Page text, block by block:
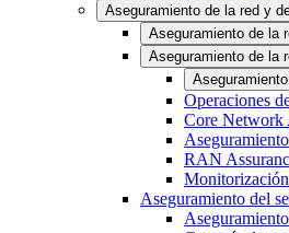
Aseguramiento de la red y
Aseguramiento de la
Aseguramiento de la
Operaciones
Core Network
RAN
Aseguramiento del